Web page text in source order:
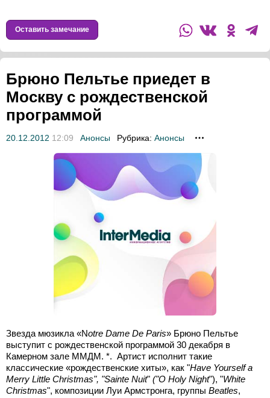
Оставить замечание
Брюно Пельтье приедет в
Москву с рождественской
программой
20.12.2012 12:09 Анонсы Рубрика: Анонсы
Звезда мюзикла «Notre Dame De Paris» Брюно Пельтье
выступит с рождественской программой 30 декабря в
Камерном зале ММДМ. *. Артист исполнит такие
классические «рождественские хиты», как "Have Yourself a
Merry Little Christmas", "Sainte Nuit" ("O Holy Night"), "White
Christmas", композиции Луи Армстронга, группы Beatles,